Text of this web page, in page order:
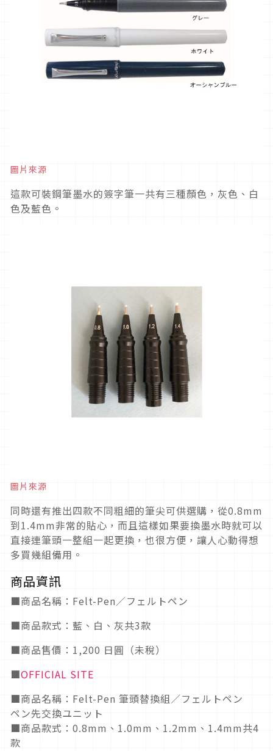
圖片來源
這款可裝鋼筆墨水的簽字筆一共有三種顏色，灰色、白
色及藍色。
圖片來源
同時還有推出四款不同粗細的筆尖可供選購，從0.8mm
到1.4mm非常的貼心，而且這樣如果要換墨水時就可以
直接連筆頭一整組一起更換，也很方便，讓人心動得想
多買幾組備用。
商品資訊
■商品名稱：Felt-Pen／フェルトペン
■商品款式：藍、白、灰共3款
■商品售價：1,200 日圓（未稅）
■OFFICIAL SITE
■商品名稱：Felt-Pen 筆頭替換組／フェルトペン
ペン先交換ユニット
■商品款式：0.8mm、1.0mm、1.2mm、1.4mm共4
款